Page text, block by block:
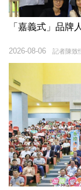
「嘉義式」品
記者陳致
2026-08-06